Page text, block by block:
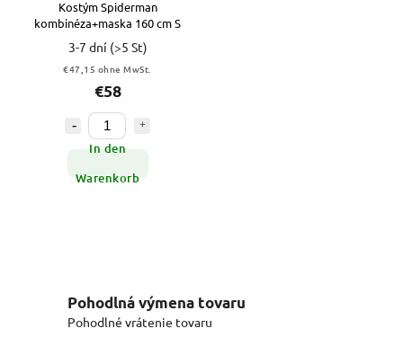
Kostým Spiderman
kombinéza+maska 160 cm S
3-7 dní (>5 St)
€47,15 ohne MwSt.
€58
In den
Warenkorb
Pohodlná výmena tovaru
Pohodlné vrátenie tovaru